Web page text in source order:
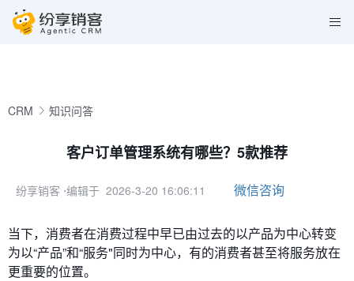
CRM 知识问答
客户订单管理系统有哪些？5款推荐
纷享销客 ⋅编辑于 2026-3-20 16:06:11 微信咨询
当下，消费者在消费过程中早已由过去的以产品为中心转变
为以“产品”和“服务"同时为中心，有的消费者甚至将服务放在
更重要的位置。